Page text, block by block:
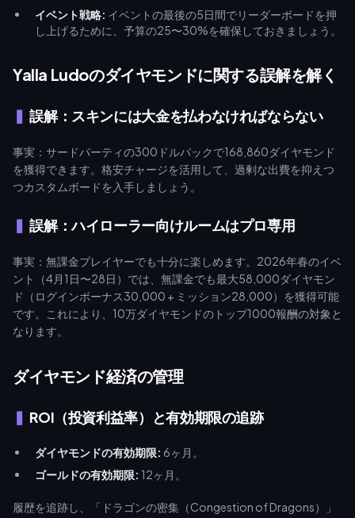
イベント戦略: イベントの最後の5日間でリーダーボードを押
し上げるために、予算の25〜30%を確保しておきましょう。
Yalla Ludoのダイヤモンドに関する誤解を解く
誤解：スキンには大金を払わなければならない
事実：サードパーティの300ドルパックで168,860ダイヤモンド
を獲得できます。格安チャージを活用して、過剰な出費を抑えつ
つカスタムボードを入手しましょう。
誤解：ハイローラー向けルームはプロ専用
事実：無課金プレイヤーでも十分に楽しめます。2026年春のイベ
ント（4月1日〜28日）では、無課金でも最大58,000ダイヤモン
ド（ログインボーナス30,000 + ミッション28,000）を獲得可能
です。これにより、10万ダイヤモンドのトップ1000報酬の対象と
なります。
ダイヤモンド経済の管理
ROI（投資利益率）と有効期限の追跡
ダイヤモンドの有効期限: 6ヶ月。
ゴールドの有効期限: 12ヶ月。
履歴を追跡し、「ドラゴンの密集（Congestion of Dragons）」